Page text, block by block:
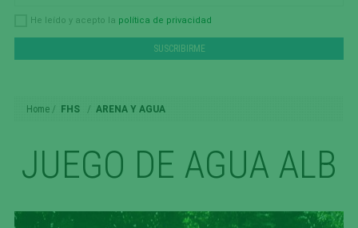
He leído y acepto la política de privacidad
Home FHS ARENA Y AGUA
JUEGO DE AGUA ALB